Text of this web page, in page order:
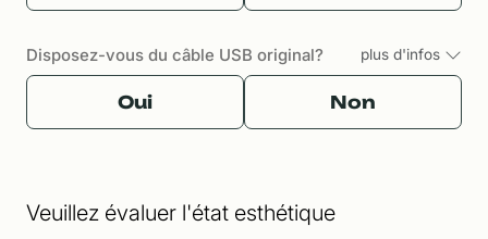
Disposez-vous du câble USB original? plus d'infos
Oui Non
Veuillez évaluer l'état esthétique